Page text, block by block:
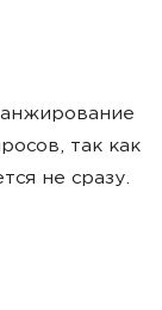
так как
не сразу.